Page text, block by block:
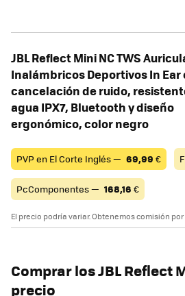
JBL Reflect Mini NC TWS
Inalámbricos Deportivos In Ear
cancelación de ruido,
agua IPX7, Bluetooth y diseño
ergonómico, color negro
PVP en El Corte Inglés — 69,99 €
PcComponentes — 168,16 €
El precio podría variar. Obtenemos comisión
Comprar los JBL Reflect
precio